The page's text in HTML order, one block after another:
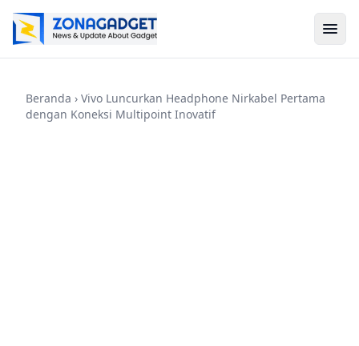
Beranda › Vivo Luncurkan Headphone Nirkabel Pertama
dengan Koneksi Multipoint Inovatif